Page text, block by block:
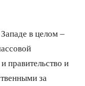
в целом –
правительство и
за